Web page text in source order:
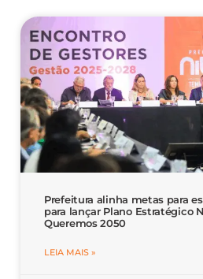
Prefeitura alinha metas para
para lançar Plano Estratégico
Queremos 2050
LEIA MAIS »